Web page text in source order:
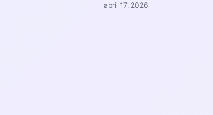
abril 17, 2026